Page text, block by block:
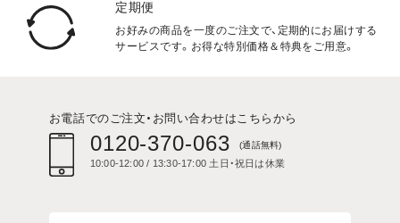
定期便
お好みの商品を一度のご注文で、定期的にお届けする
サービスです。お得な特別価格＆特典をご用意。
お電話でのご注文・お問い合わせはこちらから
0120-370-063 (通話無料)
10:00-12:00 / 13:30-17:00 土日・祝日は休業